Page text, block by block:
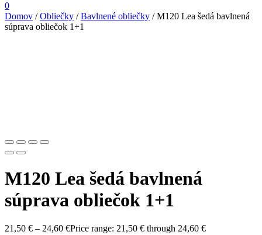
0
Domov /Obliečky /Bavlnené obliečky /M120 Lea šedá bavlnená
súprava obliečok 1+1
M120 Lea šedá bavlnená
súprava obliečok 1+1
21,50 € – 24,60 €Price range: 21,50 € through 24,60 €